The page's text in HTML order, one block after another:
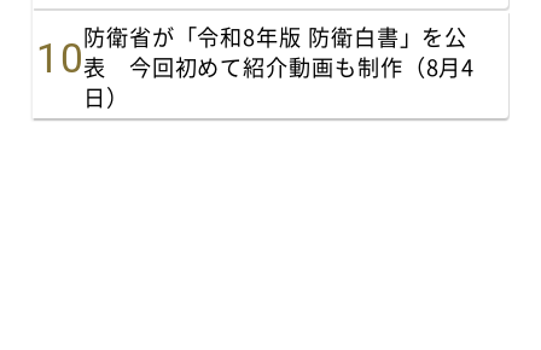
防衛省が「令和8年版 防衛白書」を公
表 今回初めて紹介動画も制作（8月4
日）